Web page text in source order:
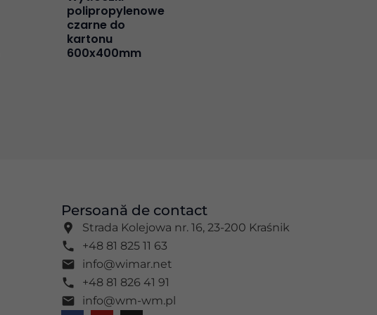
polipropylenowe
czarne do
kartonu
600x400mm
Persoană de contact
Strada Kolejowa nr. 16, 23-200 Kraśnik
+48 81 825 11 63
info@wimar.net
+48 81 826 41 91
info@wm-wm.pl